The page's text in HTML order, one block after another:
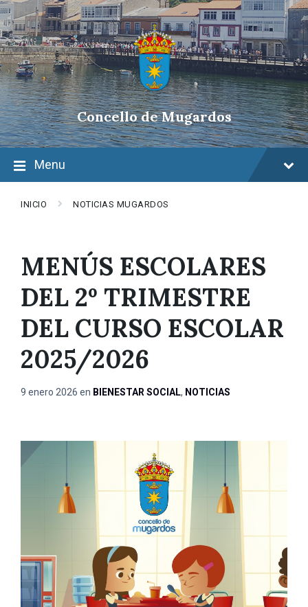
Skip
to
content
Skip
to
main
navigation
Skip
to
footer
Concello de Mugardos
Menu
INICIO NOTICIAS MUGARDOS
MENÚS ESCOLARES
DEL 2º TRIMESTRE
DEL CURSO ESCOLAR
2025/2026
9 enero 2026 en BIENESTAR SOCIAL, NOTICIAS